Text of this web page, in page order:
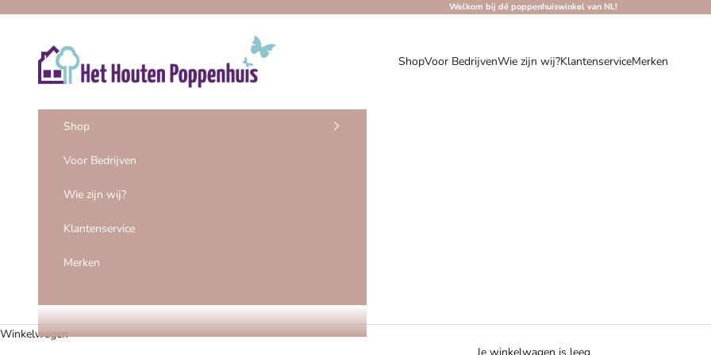
Welkom bij dé poppenhuiswinkel van NL!
Het Houten Poppenhuis
ShopVoor BedrijvenWie zijn wij?KlantenserviceMerken
Shop
Voor Bedrijven
Wie zijn wij?
Klantenservice
Merken
Winkelwagen